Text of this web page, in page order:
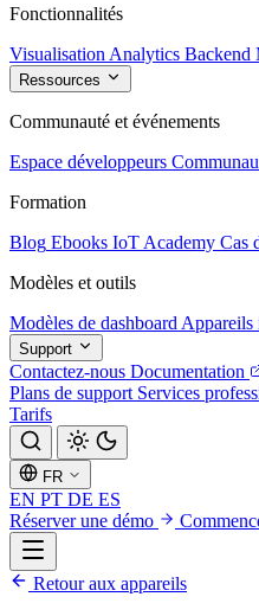
Fonctionnalités
Visualisation Analytics Backend
Ressources
Communauté et événements
Espace développeurs
Formation
Blog Ebooks IoT Academy Cas
Modèles et outils
Modèles de dashboard Appareils
Support
Contactez-nous Documentation
Plans de support Services
Tarifs
FR
EN PT DE ES
Réserver une démo
Retour aux appareils